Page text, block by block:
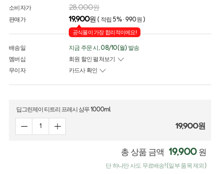
소비자가 28,000원
판매가 19,900원 ( 적립 5% · 990원 )
공식몰이 가장 합리적이에요!
배송일
지금 주문 시, 08/10(월) 발송
멤버십
회원 할인 펼쳐보기
무이자
카드사 확인
딥그린제이 티트리 프레시 샴푸 1000ml
19,900원
총 상품 금액 19,900 원
단 하나만 사도 무료배송! (일부 품목 제외)